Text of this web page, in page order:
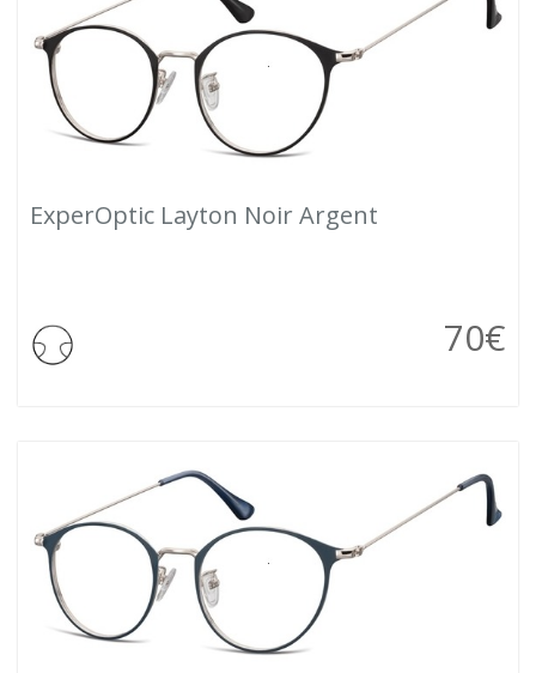
ExperOptic Layton Noir Argent
€
70